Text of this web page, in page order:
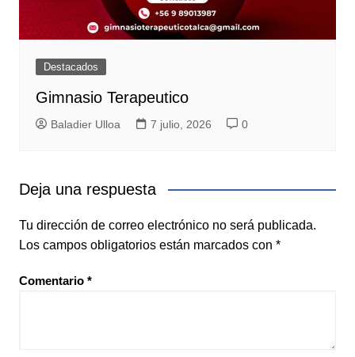
Destacados
Gimnasio Terapeutico
Baladier Ulloa 7 julio, 2026 0
Deja una respuesta
Tu dirección de correo electrónico no será publicada.
Los campos obligatorios están marcados con *
Comentario *